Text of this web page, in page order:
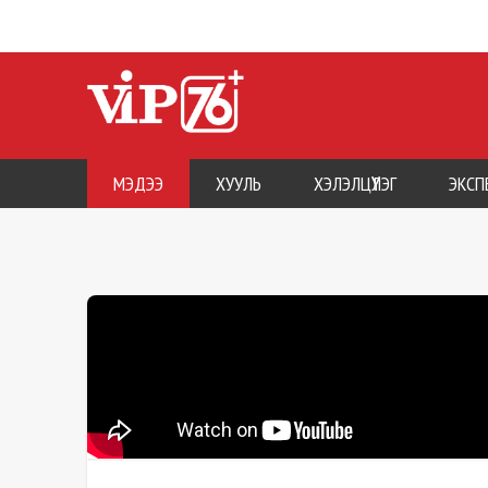
МЭДЭЭ ХУУЛЬ ХЭЛЭЛЦҮҮЛЭГ